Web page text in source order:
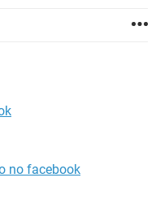
no facebook